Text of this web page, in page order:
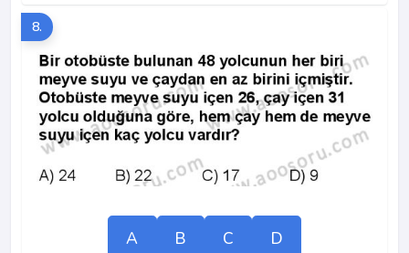
8.
A B C D